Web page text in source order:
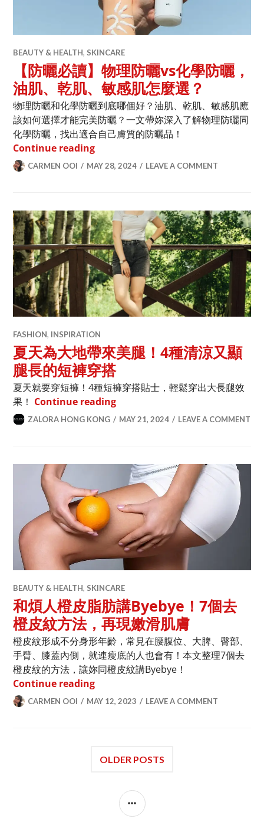
BEAUTY & HEALTH, SKINCARE
【防曬必讀】物理防曬vs化學防曬，
油肌、乾肌、敏感肌怎麼選？
物理防曬和化學防曬到底哪個好？油肌、乾肌、敏感肌應
該如何選擇才能完美防曬？一文帶妳深入了解物理防曬同
化學防曬，找出適合自己膚質的防曬品！
Continue reading【防曬必讀】物理防曬vs化學防曬，油
CARMEN OOI MAY 28, 2024 LEAVE A COMMENT
FASHION, INSPIRATION
夏天為大地帶來美腿！4種清涼又顯
腿長的短褲穿搭
夏天就要穿短褲！4種短褲穿搭貼士，輕鬆穿出大長腿效
果！ Continue reading夏天為大地帶來美腿！4種清涼又
ZALORA HONG KONG MAY 21, 2024 LEAVE A COMMENT
BEAUTY & HEALTH, SKINCARE
和煩人橙皮脂肪講Byebye！7個去
橙皮紋方法，再現嫩滑肌膚
橙皮紋形成不分身形年齡，常見在腰腹位、大脾、臀部、
手臂、膝蓋內側，就連瘦底的人也會有！本文整理7個去
橙皮紋的方法，讓妳同橙皮紋講Byebye！
Continue reading和煩人橙皮脂肪講Byebye！7個去橙皮
CARMEN OOI MAY 12, 2023 LEAVE A COMMENT
OLDER POSTS
SIDEBAR